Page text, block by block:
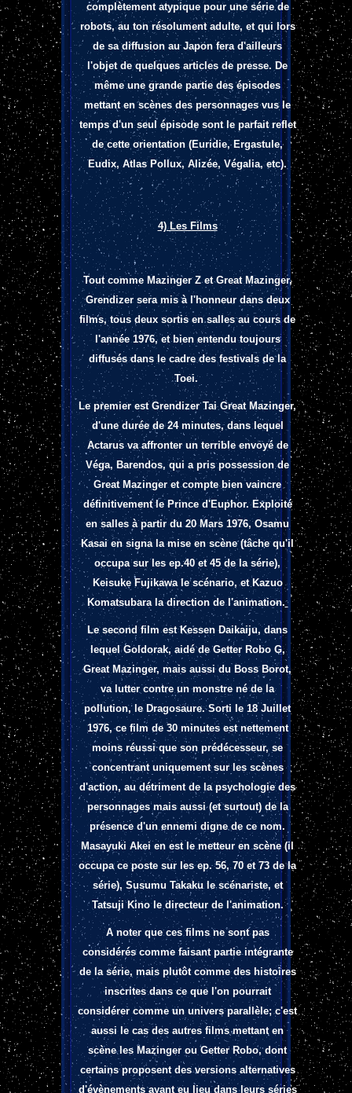
complètement atypique pour une série de
robots, au ton résolument adulte, et qui lors
de sa diffusion au Japon fera d'ailleurs
l'objet de quelques articles de presse. De
même une grande partie des épisodes
mettant en scènes des personnages vus le
temps d'un seul épisode sont le parfait reflet
de cette orientation (Euridie, Ergastule,
Eudix, Atlas Pollux, Alizée, Végalia, etc).
4) Les Films
Tout comme Mazinger Z et Great Mazinger,
Grendizer sera mis à l'honneur dans deux
films, tous deux sortis en salles au cours de
l'année 1976, et bien entendu toujours
diffusés dans le cadre des festivals de la
Toei.
Le premier est Grendizer Tai Great Mazinger,
d'une durée de 24 minutes, dans lequel
Actarus va affronter un terrible envoyé de
Véga, Barendos, qui a pris possession de
Great Mazinger et compte bien vaincre
définitivement le Prince d'Euphor. Exploité
en salles à partir du 20 Mars 1976, Osamu
Kasai en signa la mise en scène (tâche qu'il
occupa sur les ep.40 et 45 de la série),
Keisuke Fujikawa le scénario, et Kazuo
Komatsubara la direction de l'animation.
Le second film est Kessen Daikaiju, dans
lequel Goldorak, aidé de Getter Robo G,
Great Mazinger, mais aussi du Boss Borot,
va lutter contre un monstre néde la
pollution, le Dragosaure.Sorti le 18 Juillet
1976, ce film de 30 minutes est nettement
moins réussi que son prédécesseur, se
concentrant uniquement sur les scènes
d'action, au détriment de la psychologie des
personnages mais aussi (et surtout) de la
présence d'un ennemi digne de ce nom.
Masayuki Akei en est le metteur en scène (il
occupa ce poste sur les ep. 56, 70 et 73 de la
série), Susumu Takaku le scénariste, et
Tatsuji Kino le directeur de l'animation.
A noter que ces films ne sont pas
considérés comme faisant partie intégrante
de la série, mais plutôt comme des histoires
inscrites dans ce que l'on pourrait
considérer comme un univers parallèle; c'est
aussi le cas des autres films mettant en
scène les Mazinger ou Getter Robo, dont
certains proposent des versions alternatives
d'évènements ayant eu lieu dans leurs séries